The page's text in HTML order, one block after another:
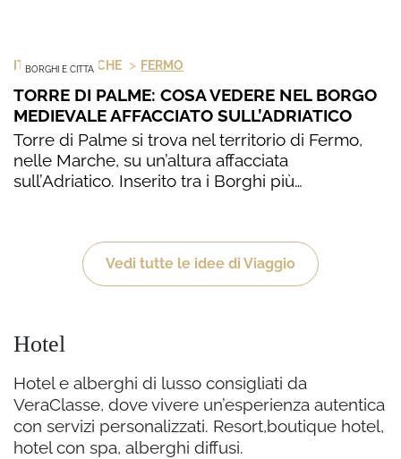
BORGHI E CITTA
ITALIA > MARCHE > FERMO
TORRE DI PALME: COSA VEDERE NEL BORGO
MEDIEVALE AFFACCIATO SULL’ADRIATICO
Torre di Palme si trova nel territorio di Fermo,
nelle Marche, su un’altura affacciata
sull’Adriatico. Inserito tra i Borghi più…
Vedi tutte le idee di Viaggio
Hotel
Hotel e alberghi di lusso consigliati da
VeraClasse, dove vivere un’esperienza autentica
con servizi personalizzati. Resort,boutique hotel,
hotel con spa, alberghi diffusi.